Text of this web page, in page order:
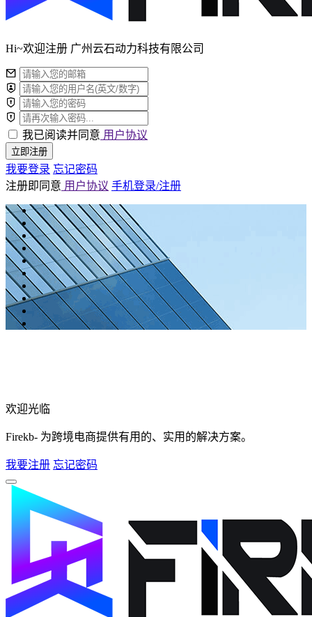
Hi~欢迎注册 广州云石动力科技有限公司
我已阅读并同意 用户协议
立即注册
我要登录 忘记密码
注册即同意 用户协议 手机登录/注册
欢迎光临
Firekb- 为跨境电商提供有用的、实用的解决方案。
我要注册 忘记密码